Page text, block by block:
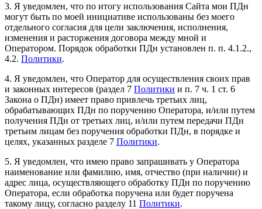
3. Я уведомлен, что по итогу использования Сайта мои ПДн
могут быть по моей инициативе использованы без моего
отдельного согласия для цели заключения, исполнения,
изменения и расторжения договора между мной и
Оператором. Порядок обработки ПДн установлен п. п. 4.1.2.,
4.2. Политики.
4. Я уведомлен, что Оператор для осуществления своих прав
и законных интересов (раздел 7 Политики и п. 7 ч. 1 ст. 6
Закона о ПДн) имеет право привлечь третьих лиц,
обрабатывающих ПДн по поручению Оператора, и/или путем
получения ПДн от третьих лиц, и/или путем передачи ПДн
третьим лицам без поручения обработки ПДн, в порядке и
целях, указанных разделе 7 Политики.
5. Я уведомлен, что имею право запрашивать у Оператора
наименование или фамилию, имя, отчество (при наличии) и
адрес лица, осуществляющего обработку ПДн по поручению
Оператора, если обработка поручена или будет поручена
такому лицу, согласно разделу 11 Политики.